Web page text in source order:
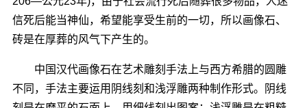
信死后能当神仙，希望能享受生前的一切，所以画像石、
砖是在厚葬的风气下产生的。
中国汉代画像石在艺术雕刻手法上与西方希腊的圆雕
不同，手法主要运用阴线刻和浅浮雕两种制作形式。阴线